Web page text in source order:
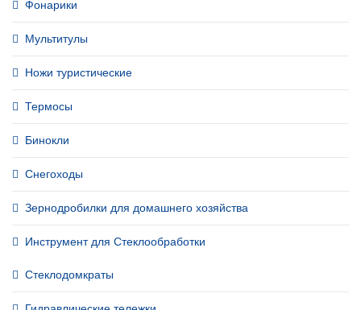
Фонарики
Мультитулы
Ножи туристические
Термосы
Бинокли
Снегоходы
Зернодробилки для домашнего хозяйства
Инструмент для Стеклообработки
Стеклодомкраты